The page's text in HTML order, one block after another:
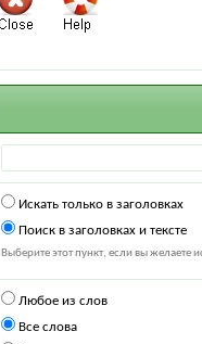
Искать только в заголовках
Поиск в заголовках и тексте
Выберите этот пункт, если вы желаете
Любое из слов
Все слова